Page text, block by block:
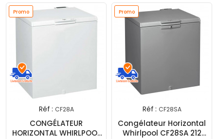
Promo
Réf : CF28A
CONGÉLATEUR
HORIZONTAL WHIRLPOOL
Promo
Réf : CF28SA
Congélateur Horizontal
Whirlpool CF28SA 212